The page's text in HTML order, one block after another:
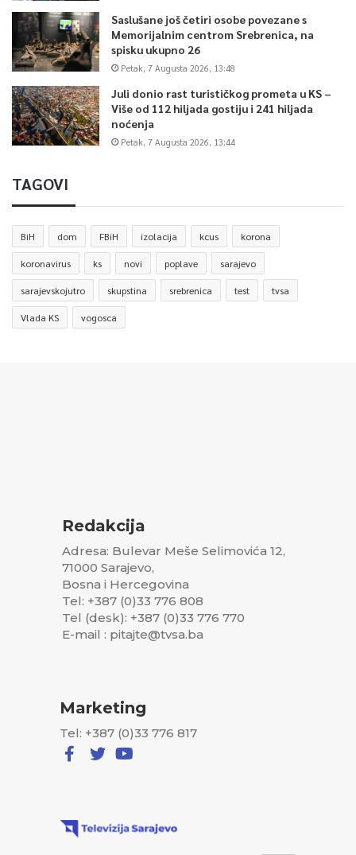
Saslušane još četiri osobe povezane s
Memorijalnim centrom Srebrenica, na
spisku ukupno 26
Petak, 7 Augusta 2026, 13:48
Juli donio rast turističkog prometa u KS –
Više od 112 hiljada gostiju i 241 hiljada
noćenja
Petak, 7 Augusta 2026, 13:44
TAGOVI
BiH dom FBiH izolacija kcus korona
koronavirus ks novi poplave sarajevo
sarajevskojutro skupstina srebrenica test tvsa
Vlada KS vogosca
Redakcija
Adresa: Bulevar Meše Selimovića 12,
71000 Sarajevo,
Bosna i Hercegovina
Tel: +387 (0)33 776 808
Tel (desk): +387 (0)33 776 770
E-mail : pitajte@tvsa.ba
Marketing
Tel: +387 (0)33 776 817